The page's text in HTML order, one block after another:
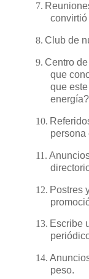
7.
8. Club de
9. Centro
que
que
energía?
10.
persona
11.
12. Postres
13. Escribe
14.
peso.